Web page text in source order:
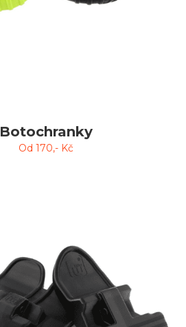
Botochranky
Od 170,- Kč